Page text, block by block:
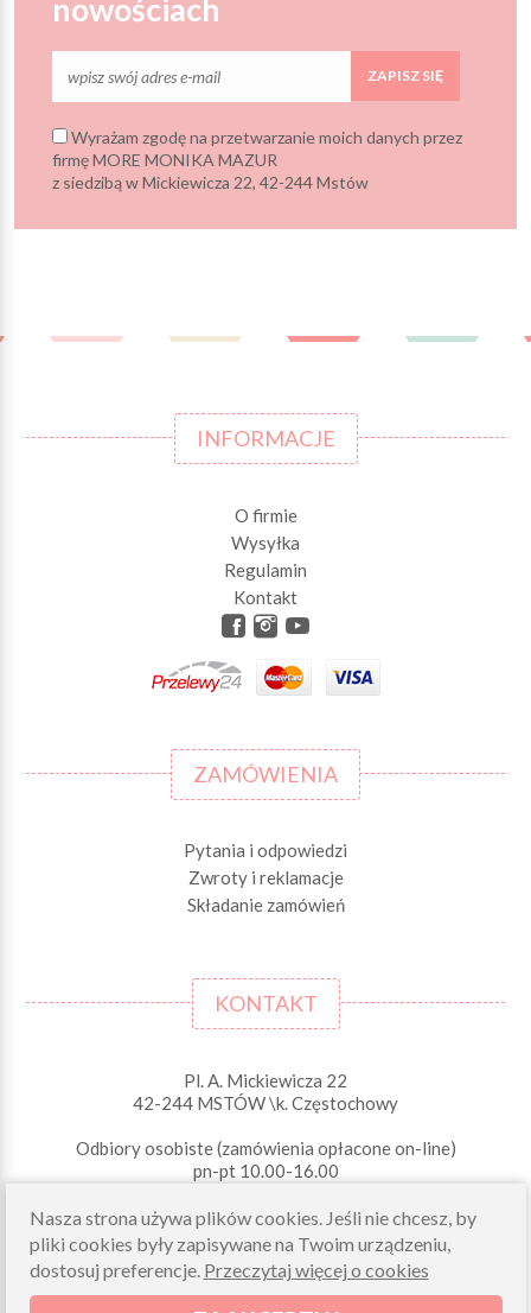
nowościach
ZAPISZ SIĘ
Wyrażam zgodę na przetwarzanie moich danych przez
firmę MORE MONIKA MAZUR
z siedzibą w Mickiewicza 22, 42-244 Mstów
INFORMACJE
O firmie
Wysyłka
Regulamin
Kontakt
ZAMÓWIENIA
Pytania i odpowiedzi
Zwroty i reklamacje
Składanie zamówień
KONTAKT
Pl. A. Mickiewicza 22
42-244 MSTÓW \k. Częstochowy
Odbiory osobiste (zamówienia opłacone on-line)
pn-pt 10.00-16.00
+48 34 506 50 60
+48 34 506 50 70
NIP 573 262 56 01
Nasza strona używa plików cookies. Jeśli nie chcesz, by
pliki cookies były zapisywane na Twoim urządzeniu,
dostosuj preferencje. Przeczytaj więcej o cookies